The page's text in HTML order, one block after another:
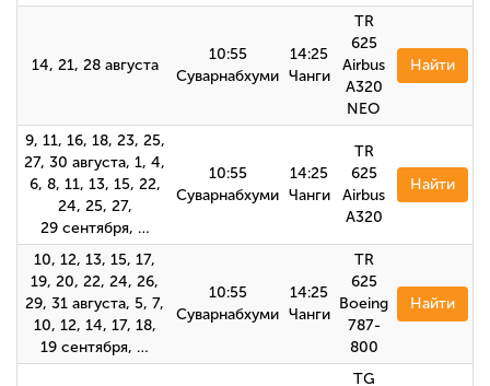
14, 21, 28 августа
10:55
Суварнабхуми
14:25
Чанги
TR
625
Airbus
A320
NEO
Найти
9, 11, 16, 18, 23, 25,
27, 30 августа, 1, 4,
6, 8, 11, 13, 15, 22,
24, 25, 27,
29 сентября, …
10:55
Суварнабхуми
14:25
Чанги
TR
625
Airbus
A320
Найти
10, 12, 13, 15, 17,
19, 20, 22, 24, 26,
29, 31 августа, 5, 7,
10, 12, 14, 17, 18,
19 сентября, …
10:55
Суварнабхуми
14:25
Чанги
TR
625
Boeing
787-
800
Найти
TG